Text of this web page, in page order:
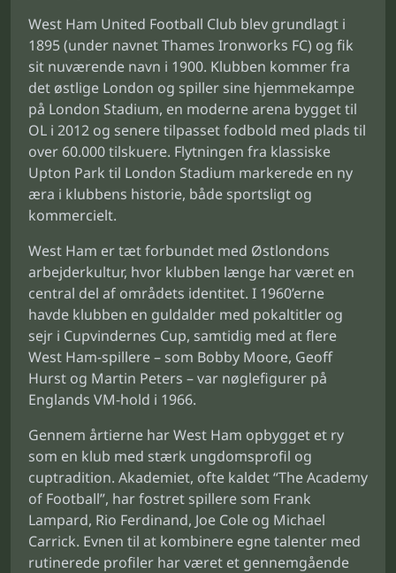
West Ham United Football Club blev grundlagt i
1895 (under navnet Thames Ironworks FC) og fik
sit nuværende navn i 1900. Klubben kommer fra
det østlige London og spiller sine hjemmekampe
på London Stadium, en moderne arena bygget til
OL i 2012 og senere tilpasset fodbold med plads til
over 60.000 tilskuere. Flytningen fra klassiske
Upton Park til London Stadium markerede en ny
æra i klubbens historie, både sportsligt og
kommercielt.
West Ham er tæt forbundet med Østlondons
arbejderkultur, hvor klubben længe har været en
central del af områdets identitet. I 1960’erne
havde klubben en guldalder med pokaltitler og
sejr i Cupvindernes Cup, samtidig med at flere
West Ham-spillere – som Bobby Moore, Geoff
Hurst og Martin Peters – var nøglefigurer på
Englands VM-hold i 1966.
Gennem årtierne har West Ham opbygget et ry
som en klub med stærk ungdomsprofil og
cuptradition. Akademiet, ofte kaldet “The Academy
of Football”, har fostret spillere som Frank
Lampard, Rio Ferdinand, Joe Cole og Michael
Carrick. Evnen til at kombinere egne talenter med
rutinerede profiler har været et gennemgående